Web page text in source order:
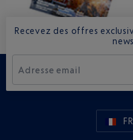
Recevez des offres
Adresse email
FR